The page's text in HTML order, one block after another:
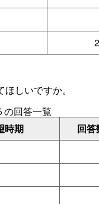
しいですか。
時期 回答
の回答一覧